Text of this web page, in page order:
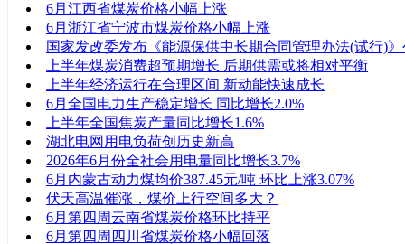
6月江西省煤炭价格小幅上涨
6月浙江省宁波市煤炭价格小幅上涨
国家发改委发布《能源保供中长期合同管理办法(试行)
上半年煤炭消费超预期增长 后期供需或将相对平衡
上半年经济运行在合理区间 新动能快速成长
6月全国电力生产稳定增长 同比增长2.0%
上半年全国焦炭产量同比增长1.6%
湖北电网用电负荷创历史新高
2026年6月份全社会用电量同比增长3.7%
6月内蒙古动力煤均价387.45元/吨 环比上涨3.07%
伏天高温催涨，煤价上行空间多大？
6月第四周云南省煤炭价格环比持平
6月第四周四川省煤炭价格小幅回落